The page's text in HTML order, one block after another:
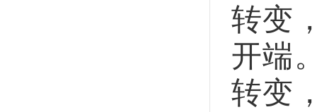
转变
开端
转变